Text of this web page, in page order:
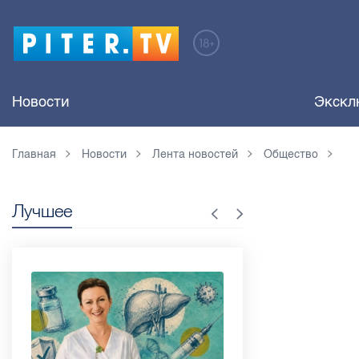
Новости
Главная Новости Лента новостей Общество
Лучшее